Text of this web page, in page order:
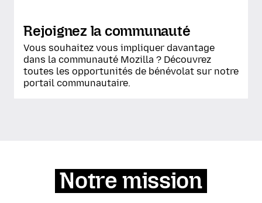
Rejoignez la communauté
Vous souhaitez vous impliquer davantage
dans la communauté Mozilla ? Découvrez
toutes les opportunités de bénévolat sur notre
portail communautaire.
Notre mission